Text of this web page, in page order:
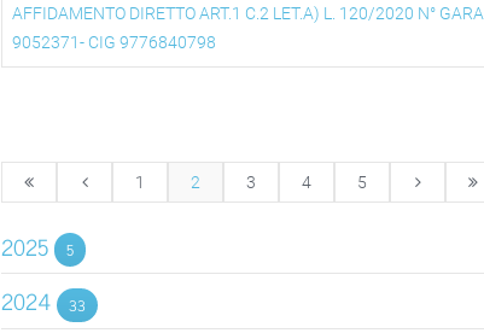
AFFIDAMENTO DIRETTO ART.1 C.2 LET.A) L. 120/2020 N° GARA
9052371- CIG 9776840798
1 2 3 4 5
2025 5
2024 33